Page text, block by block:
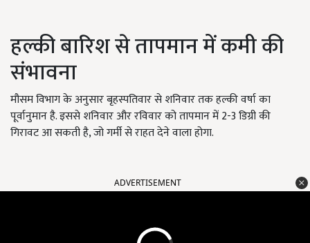
हल्की बारिश से तापमान में कमी की
संभावना
मौसम विभाग के अनुसार बृहस्पतिवार से शनिवार तक हल्की वर्षा का
पूर्वानुमान है. इससे शनिवार और रविवार को तापमान में 2-3 डिग्री की
गिरावट आ सकती है, जो गर्मी से राहत देने वाला होगा.
ADVERTISEMENT